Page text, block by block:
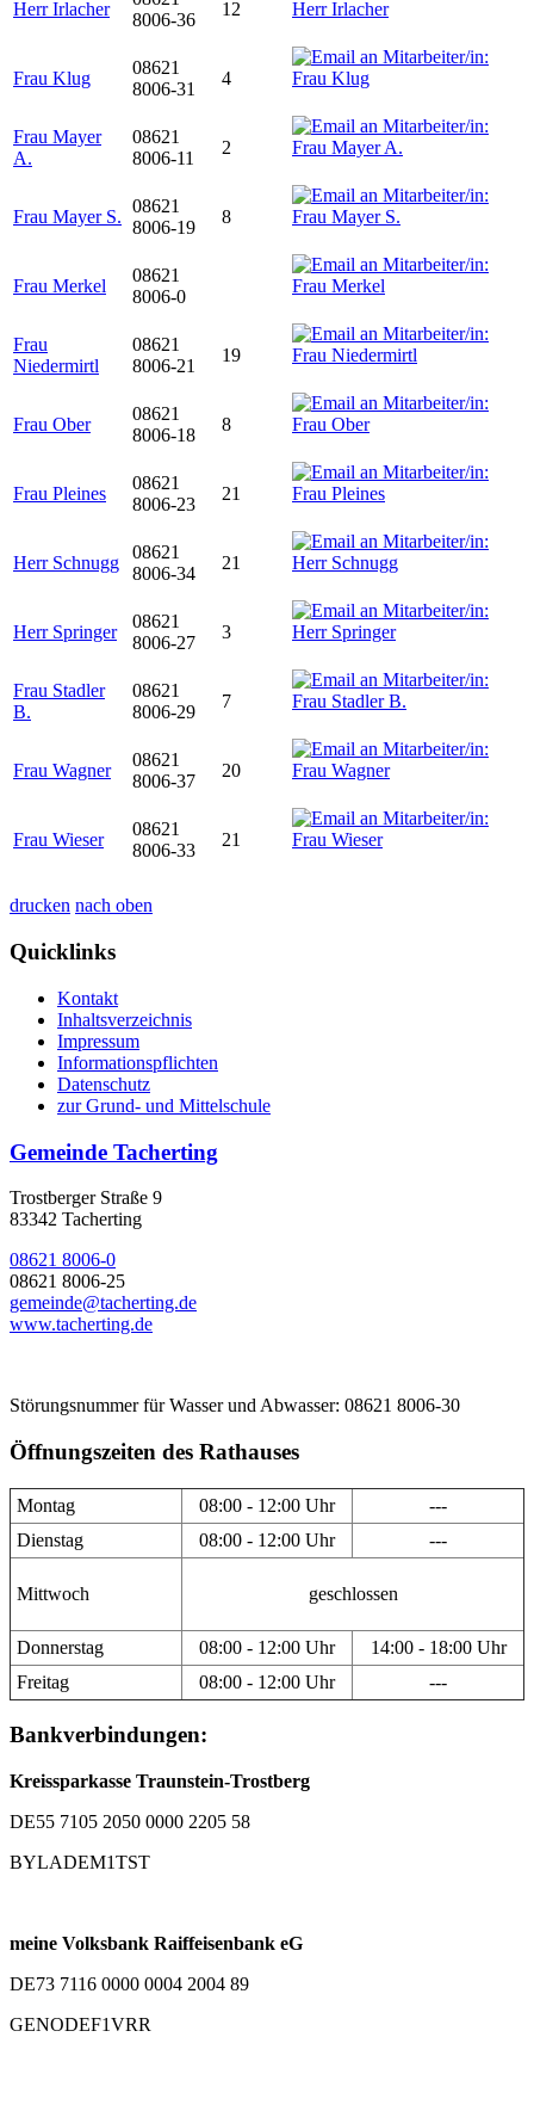
Herr Irlacher
8006-36
12
Frau Klug
08621
8006-31
4
Frau Mayer
A.
08621
8006-11
2
Frau Mayer S.
08621
8006-19
8
Frau Merkel
08621
8006-0
Frau
Niedermirtl
08621
8006-21
19
Frau Ober
08621
8006-18
8
Frau Pleines
08621
8006-23
21
Herr Schnugg
08621
8006-34
21
Herr Springer
08621
8006-27
3
Frau Stadler
B.
08621
8006-29
7
Frau Wagner
08621
8006-37
20
Frau Wieser
08621
8006-33
21
drucken nach oben
Quicklinks
Kontakt
Inhaltsverzeichnis
Impressum
Informationspflichten
Datenschutz
zur Grund- und Mittelschule
Gemeinde Tacherting
Trostberger Straße 9
83342 Tacherting
08621 8006-0
08621 8006-25
gemeinde@tacherting.de
www.tacherting.de
Störungsnummer für Wasser und Abwasser: 08621 8006-30
Öffnungszeiten des Rathauses
Montag 08:00 - 12:00 Uhr
---
Dienstag
08:00 - 12:00 Uhr ---
Mittwoch geschlossen
Donnerstag 08:00 - 12:00 Uhr
14:00 - 18:00 Uhr
Freitag
08:00 - 12:00 Uhr ---
Bankverbindungen:
Kreissparkasse Traunstein-Trostberg
DE55 7105 2050 0000 2205 58
BYLADEM1TST
meine Volksbank Raiffeisenbank eG
DE73 7116 0000 0004 2004 89
GENODEF1VRR